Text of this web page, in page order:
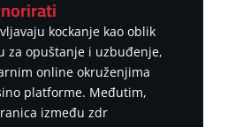
kockanje kao oblik
za opuštanje i uzbuđenje,
online okruženjima
platforme. Međutim,
između zdr